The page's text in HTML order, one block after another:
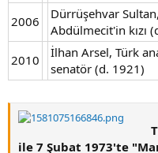
2006
Dürrüşehvar
Abdülmecit'in kızı
2010
İlhan Arsel, Türk
senatör (d. 1921)
ile 7 Şubat 1973'te